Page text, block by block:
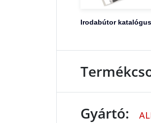
Irodabútor katalógus
Gyártó: